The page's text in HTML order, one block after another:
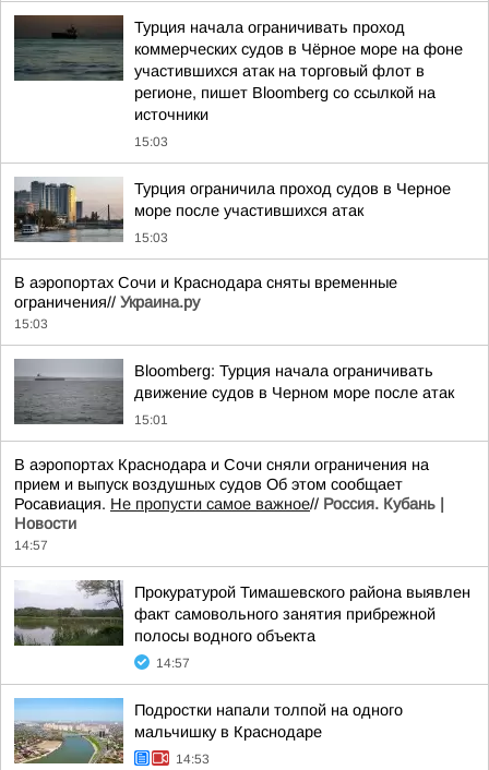
Турция начала ограничивать проход
коммерческих судов в Чёрное море на фоне
участившихся атак на торговый флот в
регионе, пишет Bloomberg со ссылкой на
источники
15:03
Турция ограничила проход судов в Черное
море после участившихся атак
15:03
В аэропортах Сочи и Краснодара сняты временные
ограничения// Украина.ру
15:03
Bloomberg: Турция начала ограничивать
движение судов в Черном море после атак
15:01
В аэропортах Краснодара и Сочи сняли ограничения на
прием и выпуск воздушных судов Об этом сообщает
Росавиация. Не пропусти самое важное// Россия. Кубань |
Новости
14:57
Прокуратурой Тимашевского района выявлен
факт самовольного занятия прибрежной
полосы водного объекта
14:57
Подростки напали толпой на одного
мальчишку в Краснодаре
14:53